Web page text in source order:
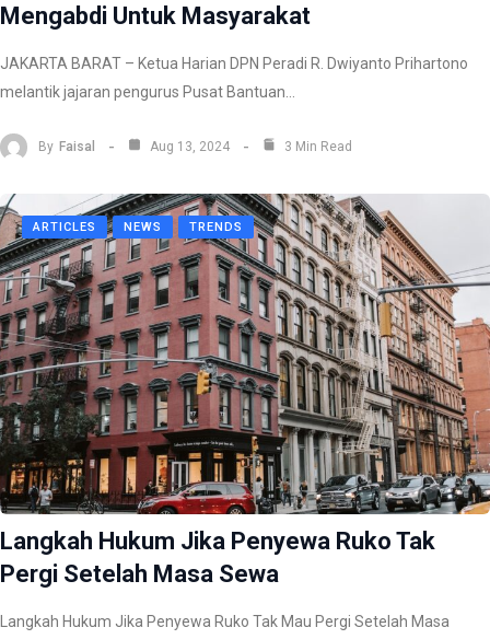
Mengabdi Untuk Masyarakat
JAKARTA BARAT – Ketua Harian DPN Peradi R. Dwiyanto Prihartono
melantik jajaran pengurus Pusat Bantuan…
By Faisal Aug 13, 2024 3 Min Read
ARTICLES NEWS TRENDS
Langkah Hukum Jika Penyewa Ruko Tak
Pergi Setelah Masa Sewa
Langkah Hukum Jika Penyewa Ruko Tak Mau Pergi Setelah Masa